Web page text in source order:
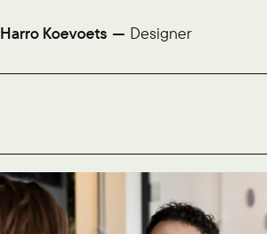
Harro Koevoets Designer